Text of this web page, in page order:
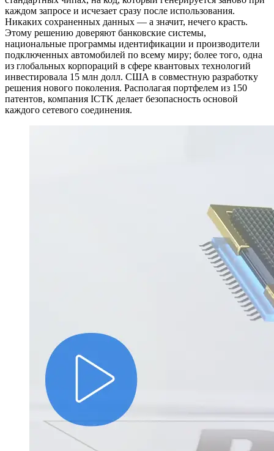
каждом запросе и исчезает сразу после использования.
Никаких сохраненных данных — а значит, нечего красть.
Этому решению доверяют банковские системы,
национальные программы идентификации и производители
подключенных автомобилей по всему миру; более того, одна
из глобальных корпораций в сфере квантовых технологий
инвестировала 15 млн долл. США в совместную разработку
решения нового поколения. Располагая портфелем из 150
патентов, компания ICTK делает безопасность основой
каждого сетевого соединения.